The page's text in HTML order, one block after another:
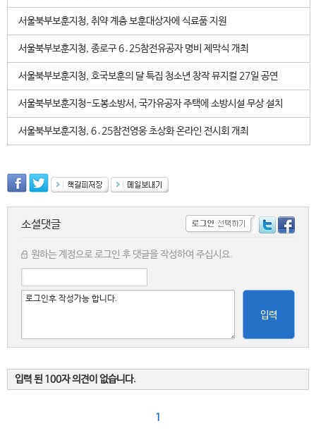
서울북부보훈지청, 취약 계층 보훈대상자에 식료품 지원
서울북부보훈지청, 종로구 6․25참전유공자 명비 제막식 개최
서울북부보훈지청, 호국보훈의 달 특집 청소년 창작 뮤지컬 27일 공연
서울북부보훈지청-도봉소방서, 국가유공자 주택에 소방시설 무상 설치
서울북부보훈지청, 6․25참전영웅 초상화 온라인 전시회 개최
소셜댓글
원하는 계정으로 로그인 후 댓글을 작성하여 주십시요.
입력
입력 된 100자 의견이 없습니다.
1